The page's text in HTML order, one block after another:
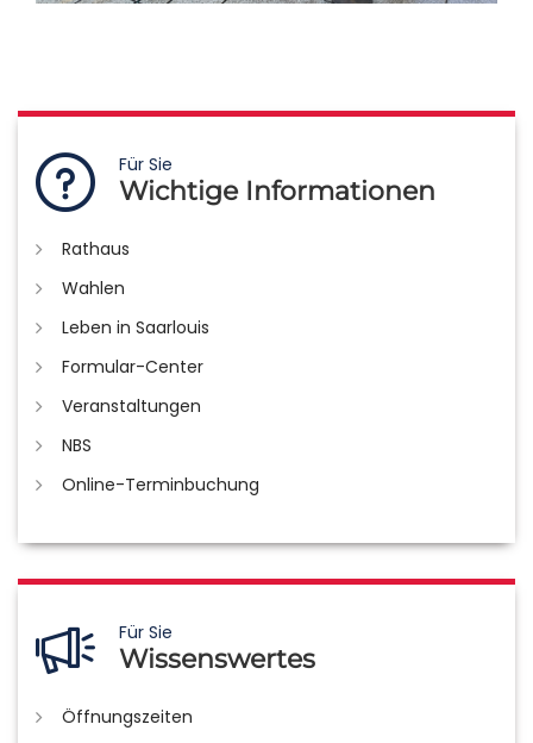
Für Sie
Wichtige Informationen
Rathaus
Wahlen
Leben in Saarlouis
Formular-Center
Veranstaltungen
NBS
Online-Terminbuchung
Für Sie
Wissenswertes
Öffnungszeiten